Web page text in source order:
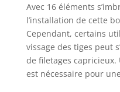
Avec 16 éléments
l’installation de cette
Cependant, certains
vissage des tiges peut
de filetages
est nécessaire pour